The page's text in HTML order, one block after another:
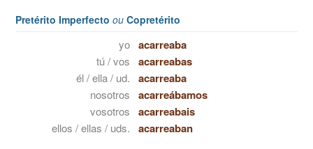
Pretérito Imperfecto ou Copretérito
yo acarreaba
tú / vos acarreabas
él / ella / ud. acarreaba
nosotros acarreábamos
vosotros acarreabais
ellos / ellas / uds. acarreaban